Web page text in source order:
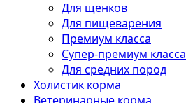
Для щенков
Для пищеварения
Премиум класса
Супер-премиум класса
Для средних пород
Холистик корма